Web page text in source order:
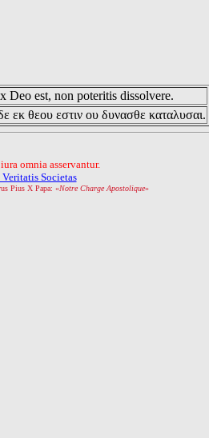
Deo est, non poteritis dissolvere.
εκ θεου εστιν ου δυνασθε καταλυσαι.
omnia asservantur.
Societas
Pius X Papa: «Notre Charge Apostolique»